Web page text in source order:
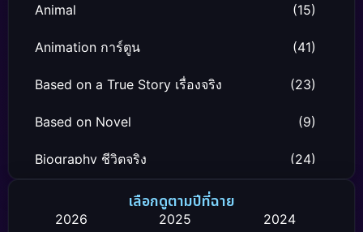
Animal (15)
Animation การ์ตูน (41)
Based on a True Story เรื่องจริง (23)
Based on Novel (9)
Biography ชีวิตจริง (24)
เลือกดูตามปีที่ฉาย
2026 2025
2024